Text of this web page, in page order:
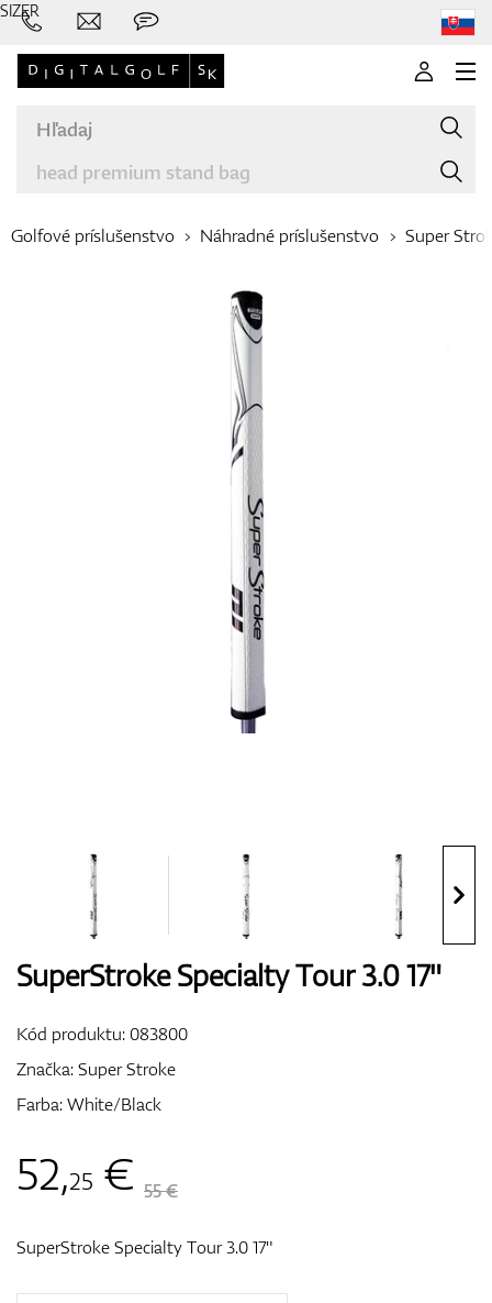
Palice
Oblečenie
Topánky
Rukavice
Bagy
Golfové príslušenstvo Náhradné príslušenstvo Super
SuperStroke Specialty Tour 3.0 17"
Kód produktu:083800
Značka:Super Stroke
Farba: White/Black
52,25 € 55 €
SuperStroke Specialty Tour 3.0 17"
SIZER